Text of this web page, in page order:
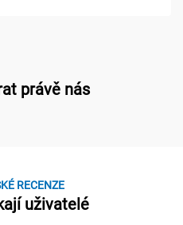
právě nás
RECENZE
uživatelé